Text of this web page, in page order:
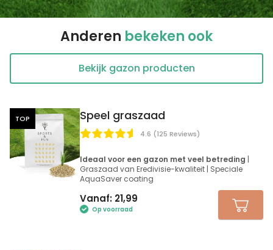
Anderen bekeken ook
Bekijk gazon producten
TOP
4.6 (125 Reviews)
Speel graszaad
Ideaal voor een gazon met veel betreding |
Graszaad van Eredivisie-kwaliteit | Speciale
AquaSaver coating
Vanaf: 21,99
Op voorraad